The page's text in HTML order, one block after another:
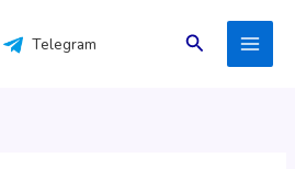
Telegram Поиск